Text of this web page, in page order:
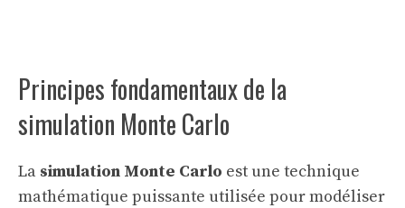
Principes fondamentaux de la
simulation Monte Carlo
La simulation Monte Carlo est une technique
mathématique puissante utilisée pour modéliser